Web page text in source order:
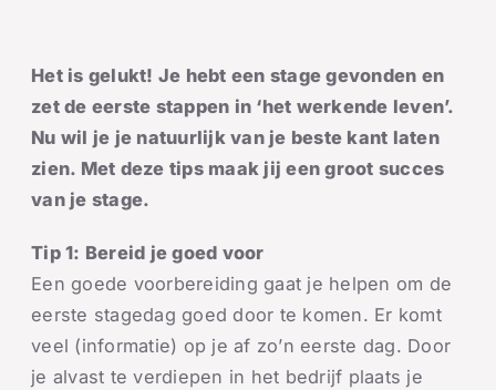
Het is gelukt! Je hebt een stage gevonden en
zet de eerste stappen in ‘het werkende leven’.
Nu wil je je natuurlijk van je beste kant laten
zien. Met deze tips maak jij een groot succes
van je stage.
Tip 1: Bereid je goed voor
Een goede voorbereiding gaat je helpen om de
eerste stagedag goed door te komen. Er komt
veel (informatie) op je af zo’n eerste dag. Door
je alvast te verdiepen in het bedrijf plaats je